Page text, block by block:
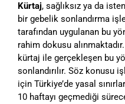
Kürtaj, sağlıksız ya da
bir gebelik sonlandırma
tarafından uygulanan bu
rahim dokusu
kürtaj ile gerçekleşen bu
sonlandırılır. Söz konusu
için Türkiye’de yasal
10 haftayı geçmediği